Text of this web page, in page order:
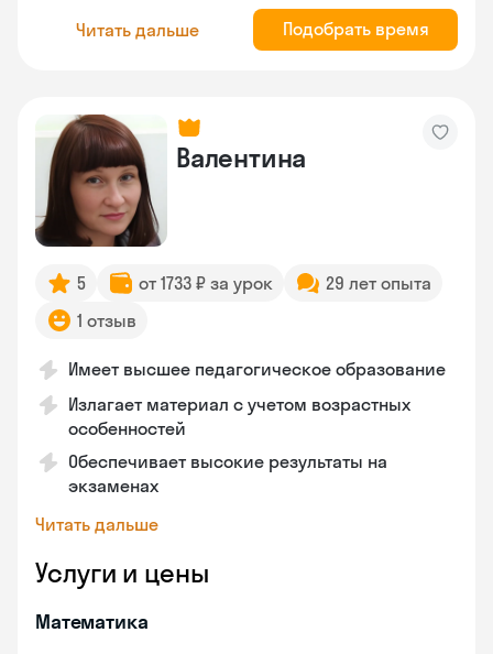
Читать дальше Подобрать время
Валентина
5 от 1733 ₽ за урок
29 лет опыта
1 отзыв
Имеет высшее педагогическое образование
Излагает материал с учетом возрастных
особенностей
Обеспечивает высокие результаты на
экзаменах
Читать дальше
Услуги и цены
Математика